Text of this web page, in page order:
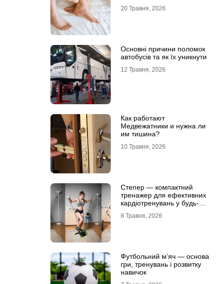
20 Травня, 2026
Основні причини поломок
автобусів та як їх уникнути
12 Травня, 2026
Как работают
Медвежатники и нужна ли
им тишина?
10 Травня, 2026
Степер — компактний
тренажер для ефективних
кардіотренувань у будь-
8 Травня, 2026
Футбольний м’яч — основа
гри, тренувань і розвитку
навичок